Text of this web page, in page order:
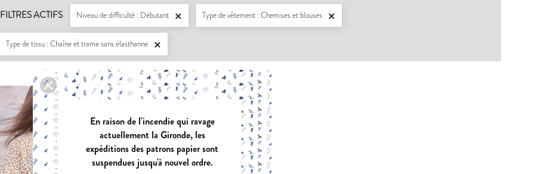
LISERON
ZEPHIR
FILTRES ACTIFS Niveau de difficulté : Débutant  Type de vêtement : Chemises et blouses 
Type de tissu : Chaîne et trame sans élasthanne 
En raison de l'incendie qui ravage
actuellement la Gironde, les
expéditions des patrons papier sont
suspendues jusqu'à nouvel ordre.